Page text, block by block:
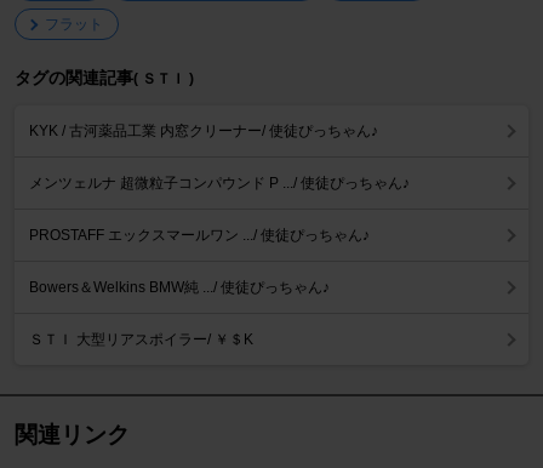
フラット
タグの関連記事( ＳＴＩ )
KYK / 古河薬品工業 内窓クリーナー/ 使徒ぴっちゃん♪
メンツェルナ 超微粒子コンパウンド P .../ 使徒ぴっちゃん♪
PROSTAFF エックスマールワン .../ 使徒ぴっちゃん♪
Bowers＆Welkins BMW純 .../ 使徒ぴっちゃん♪
ＳＴＩ 大型リアスポイラー/ ￥＄K
関連リンク